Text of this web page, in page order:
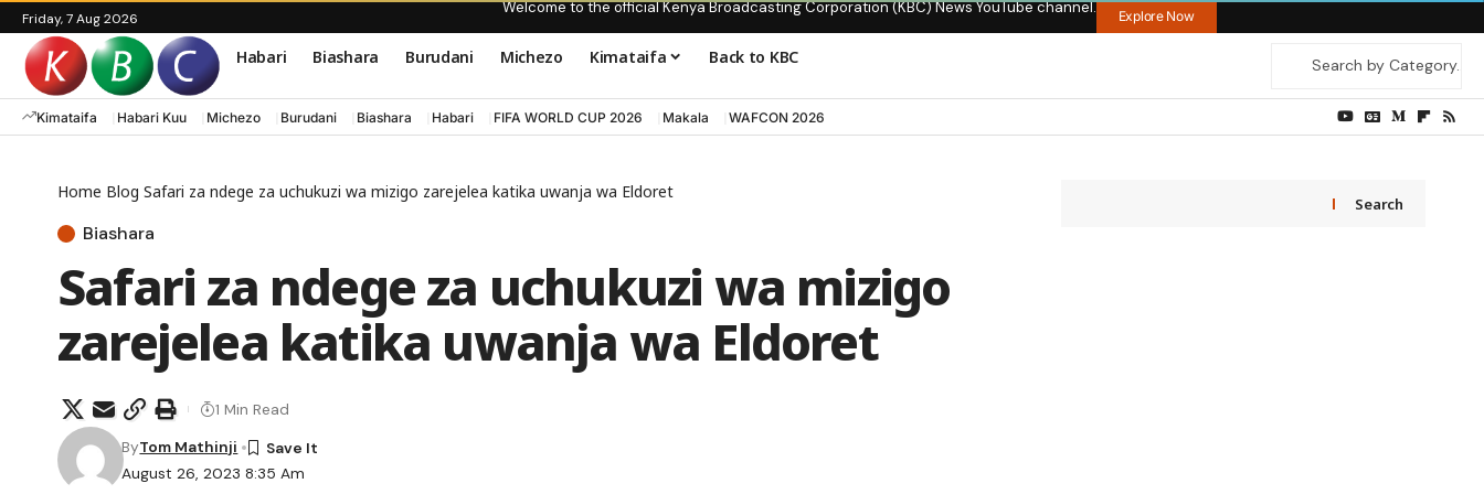
Friday, 7 Aug 2026
Welcome to the official Kenya Broadcasting Corporation (KBC) News YouTube channel. Explore Now
Habari Biashara Burudani Michezo Kimataifa Back to KBC
Kimataifa Habari Kuu Michezo Burudani Biashara Habari FIFA WORLD CUP 2026 Makala WAFCON 2026
Home Blog Safari za ndege za uchukuzi wa mizigo zarejelea katika uwanja wa Eldoret
Biashara
Safari za ndege za uchukuzi wa mizigo
zarejelea katika uwanja wa Eldoret
August 26, 2023 8:35 Am
ByTom Mathinji
1 Min Read
Search